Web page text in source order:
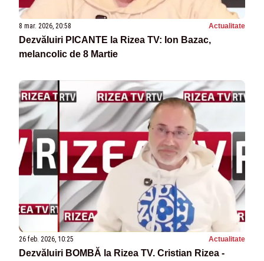
8 mar. 2026, 20:58 Actualitate
Dezvăluiri PICANTE la Rizea TV: Ion Bazac,
melancolic de 8 Martie
26 feb. 2026, 10:25 Actualitate
Dezvăluiri BOMBĂ la Rizea TV. Cristian Rizea -